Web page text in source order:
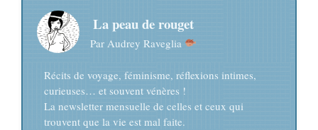
La peau de rouget
Par Audrey Raveglia
Récits de voyage, féminisme, réflexions intimes,
curieuses… et souvent vénères !
La newsletter mensuelle de celles et ceux qui
trouvent que la vie est mal faite.